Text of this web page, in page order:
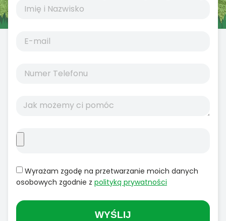
Wyrażam zgodę na przetwarzanie moich danych
osobowych zgodnie z polityką prywatności
WYŚLIJ